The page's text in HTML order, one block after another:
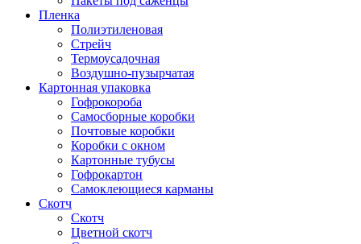
Пленка
Полиэтиленовая
Стрейч
Термоусадочная
Воздушно-пузырчатая
Картонная упаковка
Гофрокороба
Самосборные коробки
Почтовые коробки
Коробки с окном
Картонные тубусы
Гофрокартон
Самоклеющиеся карманы
Скотч
Скотч
Цветной скотч